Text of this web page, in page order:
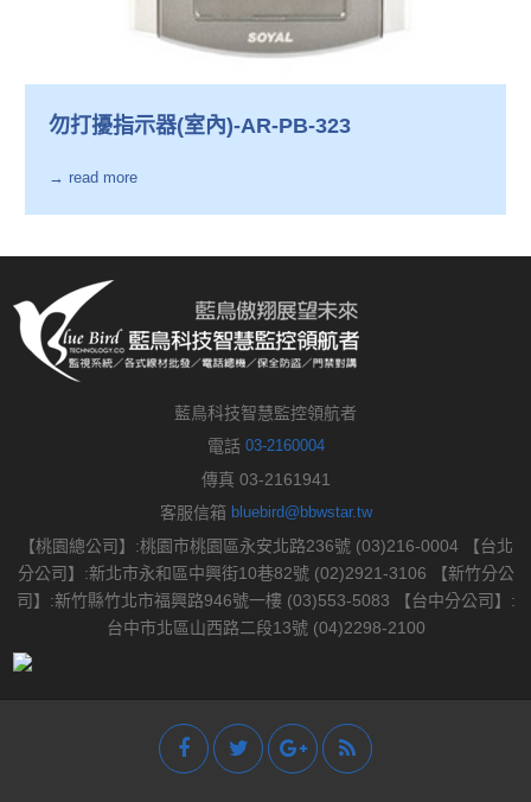
勿打擾指示器(室內)-AR-PB-323
→ read more
藍鳥科技智慧監控領航者
電話 03-2160004
傳真 03-2161941
客服信箱 bluebird@bbwstar.tw
【桃園總公司】:桃園市桃園區永安北路236號 (03)216-0004 【台北
分公司】:新北市永和區中興街10巷82號 (02)2921-3106 【新竹分公
司】:新竹縣竹北市福興路946號一樓 (03)553-5083 【台中分公司】:
台中市北區山西路二段13號 (04)2298-2100